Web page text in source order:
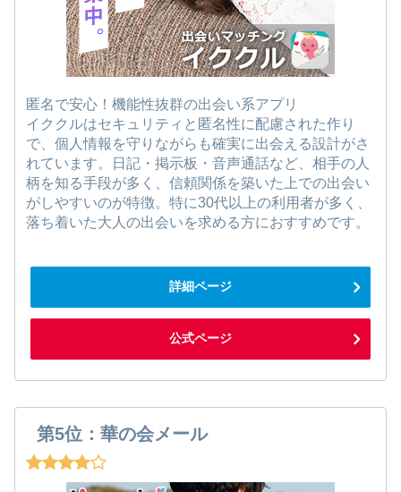
匿名で安心！機能性抜群の出会い系アプリ
イククルはセキュリティと匿名性に配慮された作り
で、個人情報を守りながらも確実に出会える設計がさ
れています。日記・掲示板・音声通話など、相手の人
柄を知る手段が多く、信頼関係を築いた上での出会い
がしやすいのが特徴。特に30代以上の利用者が多く、
落ち着いた大人の出会いを求める方におすすめです。
詳細ページ
公式ページ
第5位：華の会メール